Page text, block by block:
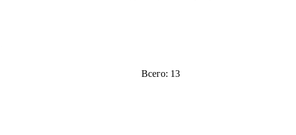
Всего: 13